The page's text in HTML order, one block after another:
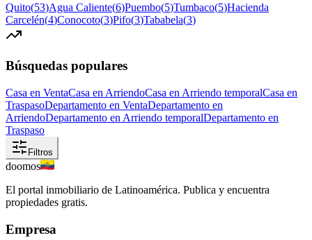
Quito(53)Agua Caliente(6)Puembo(5)Tumbaco(5)Hacienda
Carcelén(4)Conocoto(3)Pifo(3)Tababela(3)
Búsquedas populares
Casa en VentaCasa en ArriendoCasa en Arriendo temporalCasa en
TraspasoDepartamento en VentaDepartamento en
ArriendoDepartamento en Arriendo temporalDepartamento en
Traspaso
Filtros
doomos
El portal inmobiliario de Latinoamérica. Publica y encuentra
propiedades gratis.
Empresa